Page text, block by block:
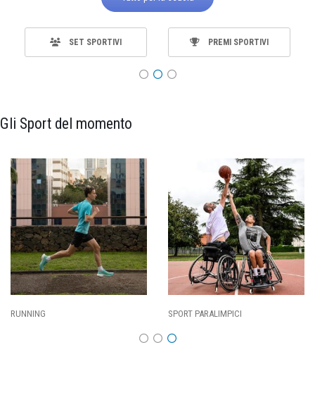
SET SPORTIVI PREMI SPORTIVI
Gli Sport del momento
RUNNING SPORT PARALIMPICI